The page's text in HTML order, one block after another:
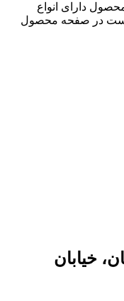
دارای انواع
است در صفحه محصول
خیابان